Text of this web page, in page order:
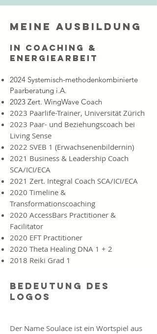
meine Ausbildung
​in Coaching &
Energiearbeit
2024 Systemisch-methodenkombinierte
Paarberatung i.A.
2023 Zert. WingWave Coach
2023 Paarlife-Trainer, Universität Zürich
2023 Paar- und Beziehungscoach bei
Living Sense
2022 SVEB 1 (Erwachsenenbildernin)
2021 Business & Leadership Coach
SCA/ICI/ECA
2021 Zert. Integral Coach SCA/ICI/ECA
2020 Timeline &
Transformationscoaching
2020 AccessBars Practitioner &
Facilitator
2020 EFT Practitioner
2020 Theta Healing DNA 1 + 2
2018 Reiki Grad 1
Bedeutung des
Logos
Der Name Soulace ist ein Wortspiel aus